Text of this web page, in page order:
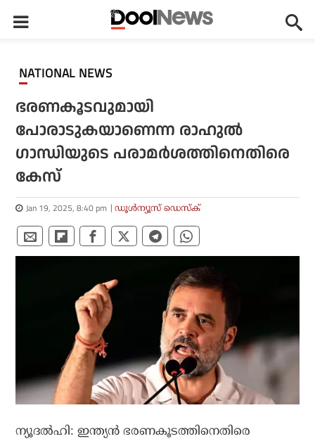
NATIONAL NEWS
ഭരണകൂടവുമായി
പോരാടുകയാണെന്ന രാഹുല്‍
ഗാന്ധിയുടെ പരാമര്‍ശത്തിനെതിരെ
കേസ്
Jan 19, 2025, 8:40 pm ഡൂള്‍ന്യൂസ് ഡെസ്‌ക്
ന്യൂദല്‍ഹി: ഇന്ത്യന്‍ ഭരണകൂടത്തിനെതിരെ